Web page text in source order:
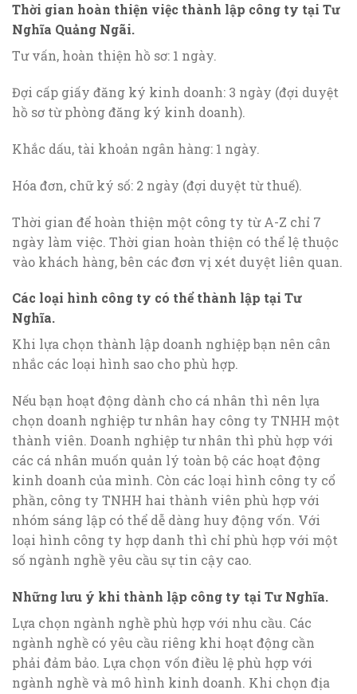
Thời gian hoàn thiện việc thành lập công ty tại Tư
Nghĩa Quảng Ngãi.
Tư vấn, hoàn thiện hồ sơ: 1 ngày.
Đợi cấp giấy đăng ký kinh doanh: 3 ngày (đợi duyệt
hồ sơ từ phòng đăng ký kinh doanh).
Khắc dấu, tài khoản ngân hàng: 1 ngày.
Hóa đơn, chữ ký số: 2 ngày (đợi duyệt từ thuế).
Thời gian để hoàn thiện một công ty từ A-Z chỉ 7
ngày làm việc. Thời gian hoàn thiện có thể lệ thuộc
vào khách hàng, bên các đơn vị xét duyệt liên quan.
Các loại hình công ty có thể thành lập tại Tư
Nghĩa.
Khi lựa chọn thành lập doanh nghiệp bạn nên cân
nhắc các loại hình sao cho phù hợp.
Nếu bạn hoạt động dành cho cá nhân thì nên lựa
chọn doanh nghiệp tư nhân hay công ty TNHH một
thành viên. Doanh nghiệp tư nhân thì phù hợp với
các cá nhân muốn quản lý toàn bộ các hoạt động
kinh doanh của mình. Còn các loại hình công ty cổ
phần, công ty TNHH hai thành viên phù hợp với
nhóm sáng lập có thể dễ dàng huy động vốn. Với
loại hình công ty hợp danh thì chỉ phù hợp với một
số ngành nghề yêu cầu sự tin cậy cao.
Những lưu ý khi thành lập công ty tại Tư Nghĩa.
Lựa chọn ngành nghề phù hợp với nhu cầu. Các
ngành nghề có yêu cầu riêng khi hoạt động cần
phải đảm bảo. Lựa chọn vốn điều lệ phù hợp với
ngành nghề và mô hình kinh doanh. Khi chọn địa